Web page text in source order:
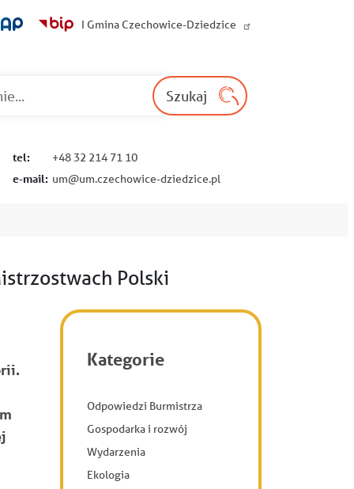
I Gmina Czechowice-Dziedzice
Szukaj
tel: +48 32 214 71 10
e-mail: um@um.czechowice-dziedzice.pl
Polski
Kategorie
Odpowiedzi Burmistrza
Gospodarka i rozwój
Wydarzenia
Ekologia